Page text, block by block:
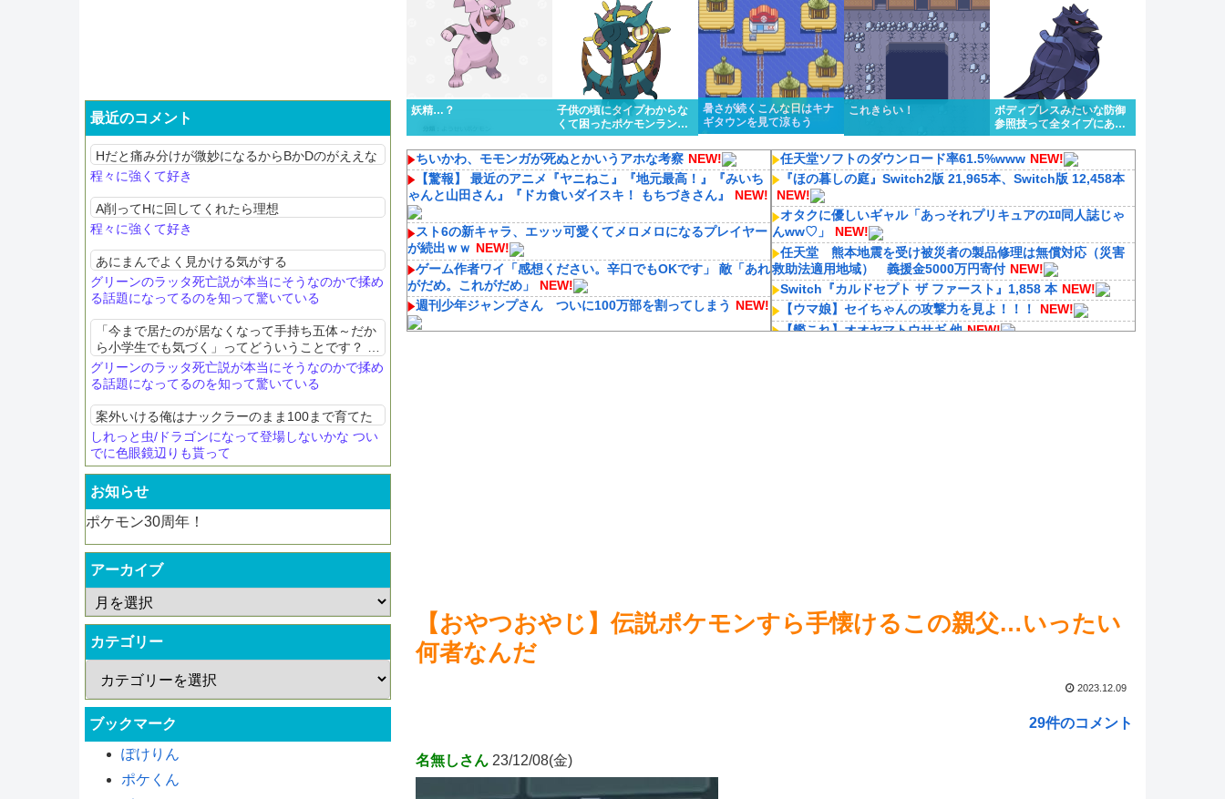
ないよね
妖精…？
子供の頃にタイプわからな
くて困ったポケモンランキ
ング１位はる
暑さが続くこんな日はキナ
ギタウンを見て涼もう
これきらい！
ボディプレスみたいな防御
参照技って全タイプにある
のはちょっと違うけどもう
1タイプくらい欲しいよな
ちいかわ、モモンガが死ぬとかいうアホな考察 NEW!
【驚報】 最近のアニメ『ヤニねこ』『地元最高！』『みいち
ゃんと山田さん』『ドカ食いダイスキ！ もちづきさん』
NEW!
スト6の新キャラ、エッッ可愛くてメロメロになるプレイヤー
が続出ｗｗ NEW!
ゲーム作者ワイ「感想ください。辛口でもOKです」 敵「あれ
がだめ。これがだめ」
NEW!
週刊少年ジャンプさん ついに100万部を割ってしまう NEW!
任天堂ソフトのダウンロード率61.5%www NEW!
『ほの暮しの庭』Switch2版 21,965本、Switch版 12,458本
NEW!
オタクに優しいギャル「あっそれプリキュアのｴﾛ同人誌じゃ
んww♡」
NEW!
任天堂 熊本地震を受け被災者の製品修理は無償対応（災害
救助法適用地域） 義援金5000万円寄付 NEW!
Switch『カルドセプト ザ ファースト』1,858 本 NEW!
【ウマ娘】セイちゃんの攻撃力を見よ！！！
NEW!
【艦これ】オオヤマトウサギ 他 NEW!
【おやつおやじ】伝説ポケモンすら手懐けるこの親父…いったい
何者なんだ
2023.12.09
29件のコメント
名無しさん 23/12/08(金)
最近のコメント
Hだと痛み分けが微妙になるからBかDのがええな
程々に強くて好き
A削ってHに回してくれたら理想
程々に強くて好き
あにまんでよく見かける気がする
グリーンのラッタ死亡説が本当にそうなのかで揉め
る話題になってるのを知って驚いている
「今まで居たのが居なくなって手持ち五体～だか
ら小学生でも気づく」ってどういうことです？ 6
匹が5匹に減ったなら分かるんですけど。まず敵
手持ちはごく一部以外、ワタルでさえ5匹。シゲ
グリーンのラッタ死亡説が本当にそうなのかで揉め
る話題になってるのを知って驚いている
案外いける俺はナックラーのまま100まで育てた
しれっと虫/ドラゴンになって登場しないかな つい
でに色眼鏡辺りも貰って
お知らせ
ポケモン30周年！
アーカイブ
カテゴリー
ブックマーク
ぽけりん
ポケくん